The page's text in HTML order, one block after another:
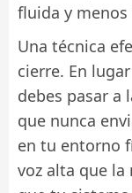
fluida y
Una técnica
cierre. En
debes pasar a
que nunca
en tu entorno
voz alta que la